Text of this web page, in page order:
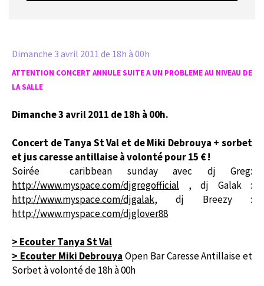
Dimanche 3 avril 2011 de 18h à 00h
ATTENTION CONCERT ANNULE SUITE A UN PROBLEME AU NIVEAU DE
LA SALLE
Dimanche 3 avril 2011 de 18h à 00h.
Concert de Tanya St Val et de Miki Debrouya + sorbet
et jus caresse antillaise à volonté pour 15 € !
Soirée caribbean sunday avec dj Greg:
http://www.myspace.com/djgregofficial , dj Galak :
http://www.myspace.com/djgalak, dj Breezy :
http://www.myspace.com/djglover88
> Ecouter Tanya St Val
> Ecouter Miki Debrouya Open Bar Caresse Antillaise et
Sorbet à volonté de 18h à 00h